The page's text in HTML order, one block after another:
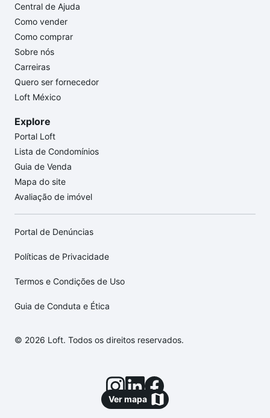
Ver mapa
Central de Ajuda
Como vender
Como comprar
Sobre nós
Carreiras
Quero ser fornecedor
Loft México
Explore
Portal Loft
Lista de Condomínios
Guia de Venda
Mapa do site
Avaliação de imóvel
Portal de Denúncias
Políticas de Privacidade
Termos e Condições de Uso
Guia de Conduta e Ética
© 2026 Loft. Todos os direitos reservados.